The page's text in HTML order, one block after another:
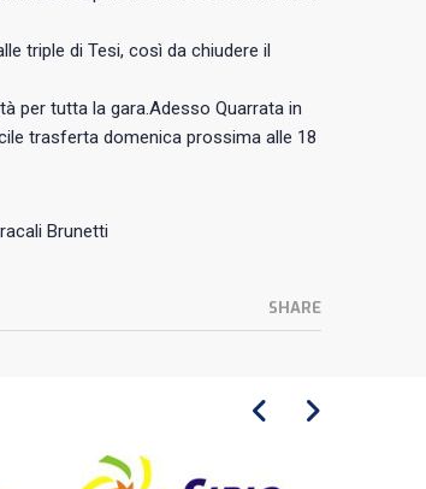
triple di Tesi, così da chiudere il
per tutta la gara.Adesso Quarrata in
trasferta domenica prossima alle 18
Brunetti
SHARE